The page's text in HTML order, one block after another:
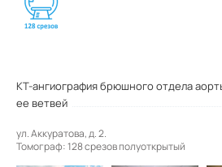
КТ-ангиография брюшного отдела
ее ветвей
ул. Аккуратова, д. 2.
Томограф: 128 срезов полуоткрытый